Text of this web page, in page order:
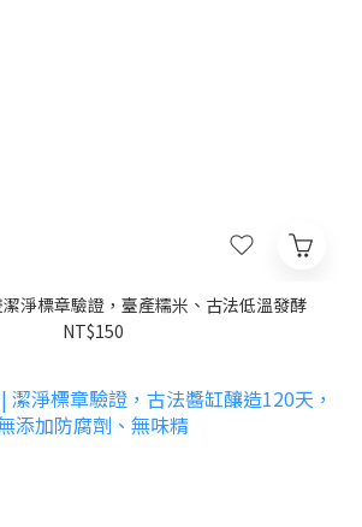
淨標章驗證，臺產糯米、古法低溫發酵
NT$150